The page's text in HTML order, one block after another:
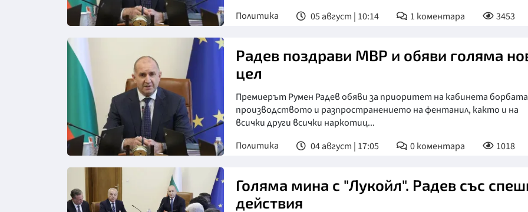
Снимка: БТА
Политика
05 август | 10:14 1 коментара 3453
Снимка: БТА
Радев поздрави МВР и обяви голяма
цел
Премиерът Румен Радев обяви за приоритет на кабинета
производството и разпространението на фентанил, както и на
всички други всички наркотиц...
Политика
04 август | 17:05 0коментара 1018
Голяма мина с "Лукойл". Радев със
действия